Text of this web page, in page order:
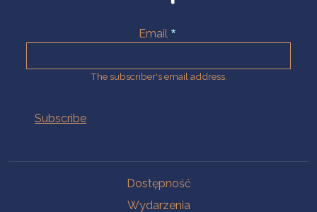
Email
The subscriber's email address.
Dostępność
Wydarzenia